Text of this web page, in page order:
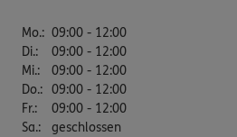
Mo.: 09:00 - 12:00
Di.:
09:00 - 12:00
Mi.:
09:00 - 12:00
Do.: 09:00 - 12:00
Fr.:
09:00 - 12:00
Sa.: geschlossen